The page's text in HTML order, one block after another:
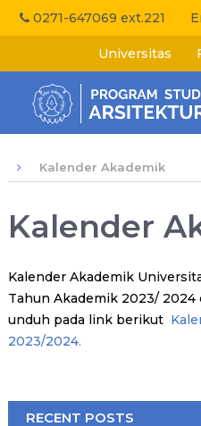
0271-647069 ext.221
Universitas
Kalender Akademik
Kalender
Kalender Akademik
Tahun Akademik 2023/ 2024
unduh pada link berikut
2023/2024.
RECENT POSTS